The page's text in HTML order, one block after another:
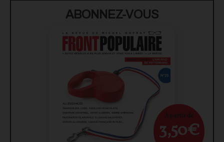
ABONNEZ-VOUS
À partir de
3,50€